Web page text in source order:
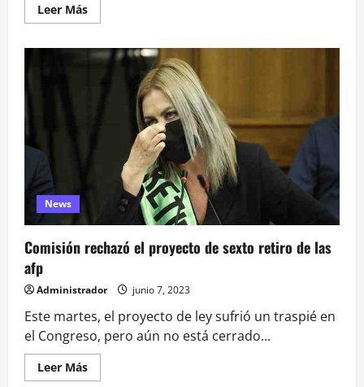
Leer MásLeer
más
<strong>CADEM:
APROBACIÓN
PRESIDENTE
RECHAZO
</strong>
News
Comisión rechazó el proyecto de sexto retiro de las
afp
Administrador junio 7, 2023
Este martes, el proyecto de ley sufrió un traspié en
el Congreso, pero aún no está cerrado...
Leer MásLeer
más